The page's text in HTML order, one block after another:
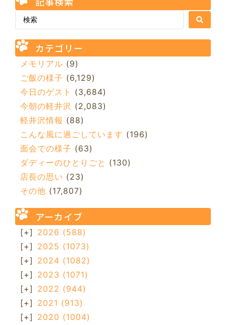
カテゴリー
メモリアル (9)
ご飯の様子 (6,129)
今日のゲスト (3,684)
今朝の軽井沢 (2,083)
軽井沢情報 (88)
こんな風に過ごしています (196)
面会での様子 (63)
ダディーのひとりごと (130)
店長の思い (23)
その他 (17,807)
アーカイブ
[+] 2026 (588)
[+] 2025 (1073)
[+] 2024 (1082)
[+] 2023 (1071)
[+] 2022 (944)
[+] 2021 (913)
[+] 2020 (1004)